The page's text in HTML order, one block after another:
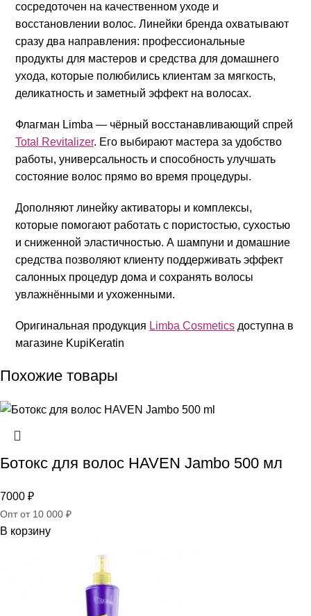
сосредоточен на качественном уходе и
восстановлении волос. Линейки бренда охватывают
сразу два направления: профессиональные
продукты для мастеров и средства для домашнего
ухода, которые полюбились клиентам за мягкость,
деликатность и заметный эффект на волосах.
Флагман Limba — чёрный восстанавливающий спрей
Total Revitalizer. Его выбирают мастера за удобство
работы, универсальность и способность улучшать
состояние волос прямо во время процедуры.
Дополняют линейку активаторы и комплексы,
которые помогают работать с пористостью, сухостью
и сниженной эластичностью. А шампуни и домашние
средства позволяют клиенту поддерживать эффект
салонных процедур дома и сохранять волосы
увлажнёнными и ухоженными.
Оригинальная продукция Limba Cosmetics доступна в
магазине KupiKeratin
Похожие товары
Ботокс для волос HAVEN Jambo 500 мл
7000 ₽
Опт от 10 000 ₽
В корзину